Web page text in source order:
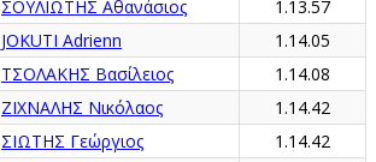
ΣΟΥΛΙΩΤΗΣ Αθανάσιος
1.13.57
JOKUTI Adrienn
1.14.05
ΤΣΟΛΑΚΗΣ Βασίλειος
1.14.08
ΖΙΧΝΑΛΗΣ Νικόλαος
1.14.42
ΣΙΩΤΗΣ Γεώργιος
1.14.42